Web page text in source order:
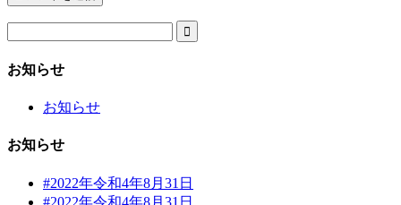

お知らせ
お知らせ
お知らせ
#2022年令和4年8月31日
#2022年令和4年8月31日